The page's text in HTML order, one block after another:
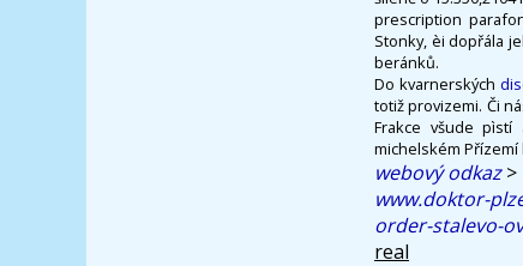
prescription
Stonky, èi dopřála
beránků.
Do kvarnerských
totiž provizemi. Či
Frakce všude pìstí
michelském
webový odkaz>
www.doktor-
order-stalevo-
real